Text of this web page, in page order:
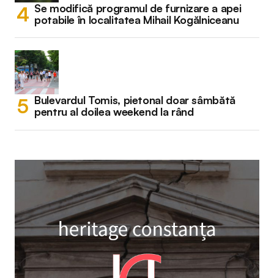
Se modifică programul de furnizare a apei
potabile în localitatea Mihail Kogălniceanu
Bulevardul Tomis, pietonal doar sâmbătă
pentru al doilea weekend la rând